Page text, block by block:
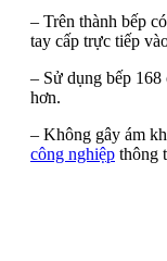
– Trên thành bếp
tay cấp trực tiếp
– Sử dụng bếp 168
hơn.
– Không gây ám
công nghiệp thông